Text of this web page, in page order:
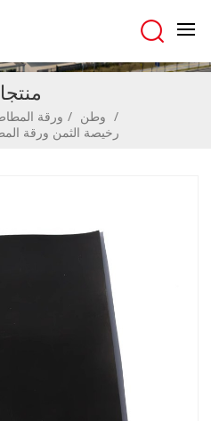
وطن / ورقة
/
رخيصة الثمن ورقة